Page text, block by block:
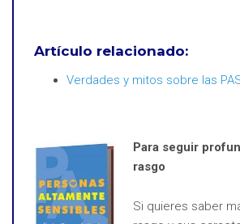
Artículo relacionado:
Verdades y mitos sobre las
Para seguir
rasgo
Si quieres saber